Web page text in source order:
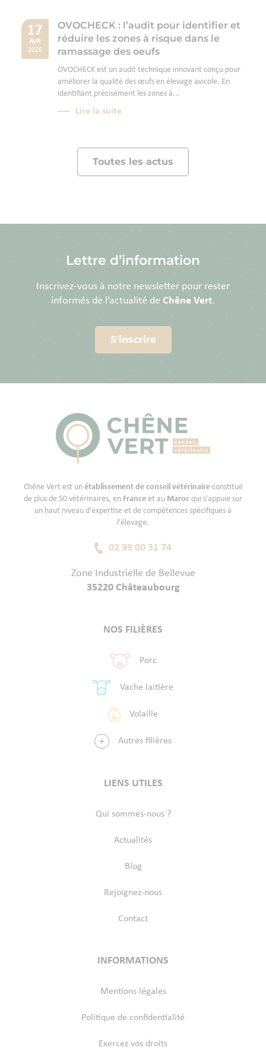
17
AVR
2026
OVOCHECK : l’audit pour identifier et
réduire les zones à risque dans le
ramassage des oeufs
OVOCHECK est un audit technique innovant conçu pour
améliorer la qualité des œufs en élevage avicole. En
identifiant précisément les zones à...
Lire la suite
Toutes les actus
Lettre d’information
Inscrivez-vous à notre newsletter pour rester
informés de l’actualité de Chêne Vert.
S’inscrire
Chêne Vert est un établissement de conseil vétérinaireconstitué
de plus de 50 vétérinaires, en France et au Maroc qui s'appuie sur
un haut niveau d'expertise et de compétences spécifiques à
l'élevage.
02 99 00 31 74
Zone Industrielle de Bellevue
35220 Châteaubourg
NOS FILIÈRES
Porc
Vache laitière
Volaille
Autres filières
LIENS UTILES
Qui sommes-nous ?
Actualités
Blog
Rejoignez-nous
Contact
INFORMATIONS
Mentions légales
Politique de confidentialité
Exercez vos droits